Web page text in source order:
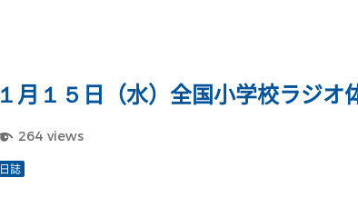
１月１５日（水）全国小学校ラジオ
264 views
日誌